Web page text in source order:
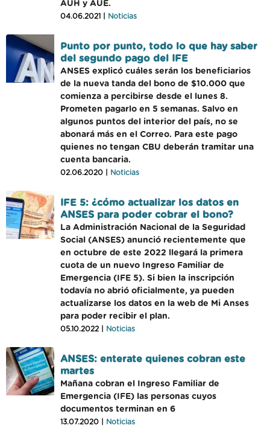
AUH y AUE.
04.06.2021 | Noticias
Punto por punto, todo lo que hay saber
del segundo pago del IFE
ANSES explicó cuáles serán los beneficiarios
de la nueva tanda del bono de $10.000 que
comienza a percibirse desde el lunes 8.
Prometen pagarlo en 5 semanas. Salvo en
algunos puntos del interior del país, no se
abonará más en el Correo. Para este pago
quienes no tengan CBU deberán tramitar una
cuenta bancaria.
02.06.2020 | Noticias
IFE 5: ¿cómo actualizar los datos en
ANSES para poder cobrar el bono?
La Administración Nacional de la Seguridad
Social (ANSES) anunció recientemente que
en octubre de este 2022 llegará la primera
cuota de un nuevo Ingreso Familiar de
Emergencia (IFE 5). Si bien la inscripción
todavía no abrió oficialmente, ya pueden
actualizarse los datos en la web de Mi Anses
para poder recibir el plan.
05.10.2022 | Noticias
ANSES: enterate quienes cobran este
martes
Mañana cobran el Ingreso Familiar de
Emergencia (IFE) las personas cuyos
documentos terminan en 6
13.07.2020 | Noticias